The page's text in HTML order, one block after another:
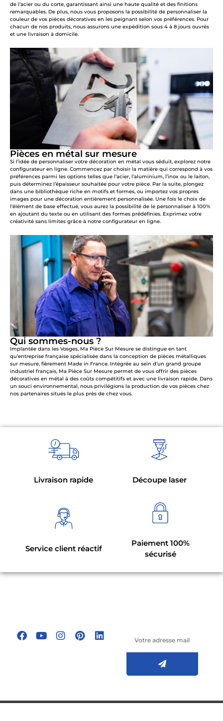
de l’acier ou du corte, garantissant ainsi une haute qualité et des finitions
remarquables. De plus, nous vous proposons la possibilité de personnaliser la
couleur de vos pièces décoratives en les peignant selon vos préférences. Pour
chacun de nos produits, nous assurons une expédition sous 4 à 8 jours ouvrés
et une livraison à domicile.
Pièces en métal sur mesure
Si l’idée de personnaliser votre décoration en métal vous séduit, explorez notre
configurateur en ligne. Commencez par choisir la matière qui correspond à vos
préférences parmi les options telles que l’acier, l’aluminium, l’inox ou le laiton,
puis déterminez l’épaisseur souhaitée pour votre pièce. Par la suite, plongez
dans une bibliothèque riche en motifs et formes, ou importez vos propres
images pour une décoration entièrement personnalisée. Une fois le choix de
l’élément de base effectué, vous aurez la possibilité de le personnaliser à 100%
en ajoutant du texte ou en utilisant des formes prédéfinies. Exprimez votre
créativité sans limites grâce à notre configurateur en ligne.
Qui sommes-nous ?
Implantée dans les Vosges, Ma Pièce Sur Mesure se distingue en tant
qu’entreprise française spécialisée dans la conception de pièces métalliques
sur mesure, fièrement Made in France. Intégrée au sein d’un grand groupe
industriel français, Ma Pièce Sur Mesure permet de vous offrir des pièces
décoratives en métal à des coûts compétitifs et avec une livraison rapide. Dans
un souci environnemental, nous privilégions la production de vos pièces chez
nos partenaires situés le plus près de chez vous.
Livraison rapide Découpe laser
Service client réactif
Paiement 100%
sécurisé